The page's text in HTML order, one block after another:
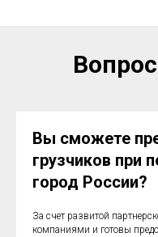
Вы сможете
грузчиков при
город России?
За счет развитой
компаниями и готовы